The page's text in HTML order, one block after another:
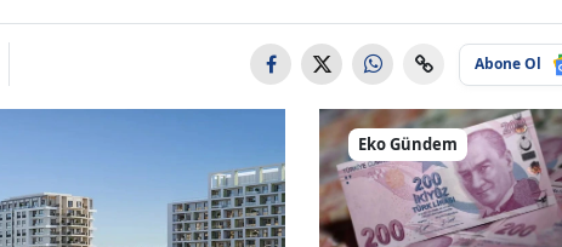
Abone Ol
Eko Gündem